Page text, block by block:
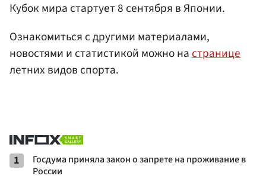
Кубок мира стартует 8 сентября в Японии.
Ознакомиться с другими материалами,
новостями и статистикой можно на странице
летних видов спорта.
1
Госдума приняла закон о запрете на проживание в
России